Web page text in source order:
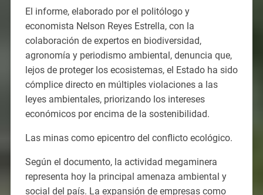
El informe, elaborado por el politólogo y
economista Nelson Reyes Estrella, con la
colaboración de expertos en biodiversidad,
agronomía y periodismo ambiental, denuncia que,
lejos de proteger los ecosistemas, el Estado ha sido
cómplice directo en múltiples violaciones a las
leyes ambientales, priorizando los intereses
económicos por encima de la sostenibilidad.
Las minas como epicentro del conflicto ecológico.
Según el documento, la actividad megaminera
representa hoy la principal amenaza ambiental y
social del país. La expansión de empresas como